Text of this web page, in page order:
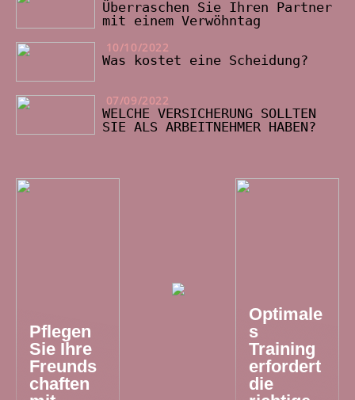
Überraschen Sie Ihren Partner
mit einem Verwöhntag
10/10/2022
Was kostet eine Scheidung?
07/09/2022
WELCHE VERSICHERUNG SOLLTEN
SIE ALS ARBEITNEHMER HABEN?
Pflegen
Sie Ihre
Freunds
chaften
Optimale
s
Training
erfordert
die